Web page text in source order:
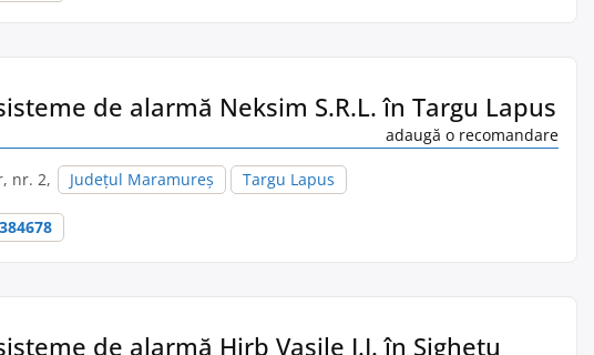
de alarmă Neksim S.R.L. în Targu Lapus
adaugă o recomandare
nr. 2, Județul Maramureș Targu Lapus
de alarmă Hirb Vasile I.I. în Sighetu